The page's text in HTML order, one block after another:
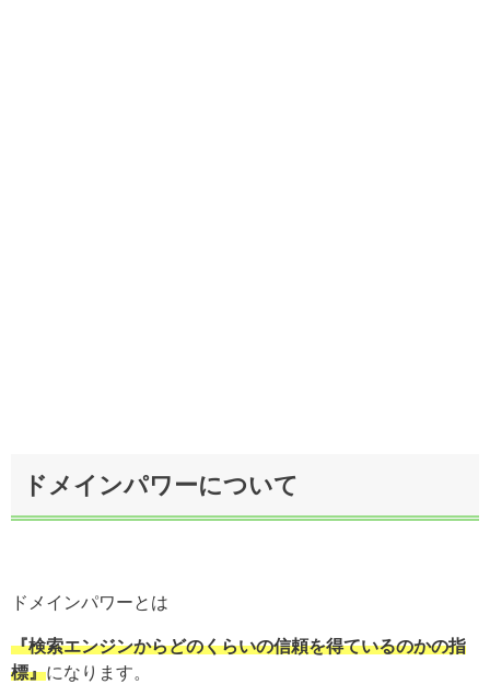
ドメインパワーについて
ドメインパワーとは
『検索エンジンからどのくらいの信頼を得ているのかの指
標』になります。